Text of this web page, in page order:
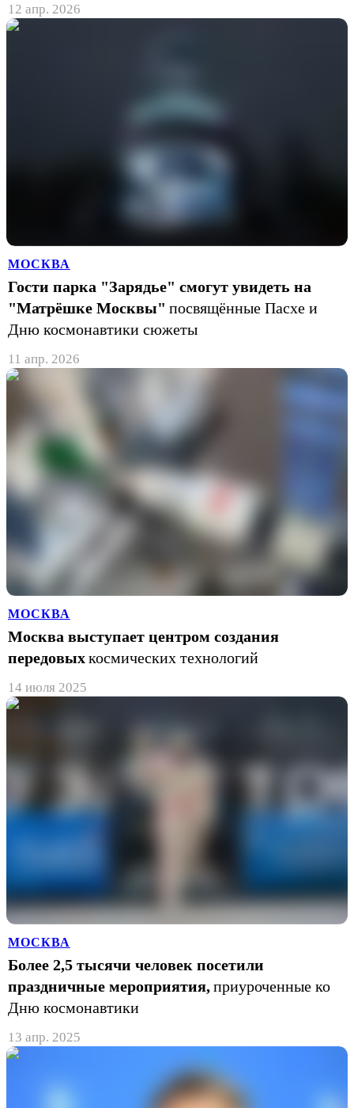
12 апр. 2026
МОСКВА
Гости парка "Зарядье" смогут увидеть на
"Матрёшке Москвы" посвящённые Пасхе и
Дню космонавтики сюжеты
11 апр. 2026
МОСКВА
Москва выступает центром создания
передовыхкосмических технологий
14 июля 2025
МОСКВА
Более 2,5 тысячи человек посетили
праздничные мероприятия,приуроченные ко
Дню космонавтики
13 апр. 2025